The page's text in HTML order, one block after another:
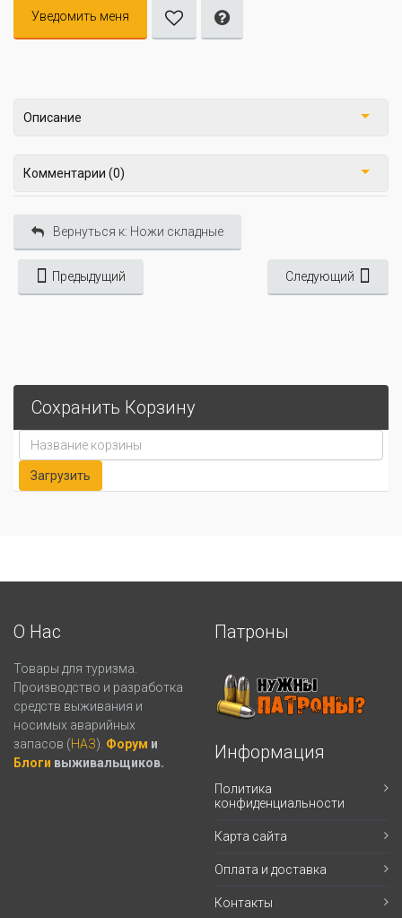
Уведомить меня
Описание
Комментарии (0)
Вернуться к: Ножи складные
Предыдущий Следующий
Сохранить Корзину
О Нас
Товары для туризма.
Производство и разработка
средств выживания и
носимых аварийных
запасов (НАЗ). Форум и
Блоги выживальщиков.
Патроны
Информация
Политика
конфиденциальности
Карта сайта
Оплата и доставка
Контакты